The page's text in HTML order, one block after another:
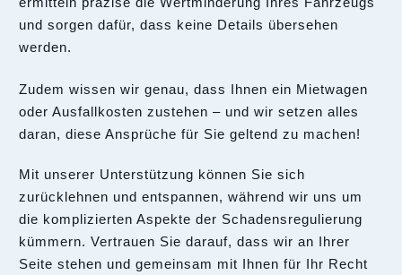
und sorgen dafür, dass keine Details übersehen
werden.
Zudem wissen wir genau, dass Ihnen ein Mietwagen
oder Ausfallkosten zustehen – und wir setzen alles
daran, diese Ansprüche für Sie geltend zu machen!
Mit unserer Unterstützung können Sie sich
zurücklehnen und entspannen, während wir uns um
die komplizierten Aspekte der Schadensregulierung
kümmern. Vertrauen Sie darauf, dass wir an Ihrer
Seite stehen und gemeinsam mit Ihnen für Ihr Recht